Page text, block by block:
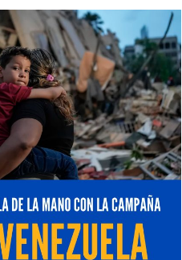
sin ningún costo
no será publicada.
marcados con*